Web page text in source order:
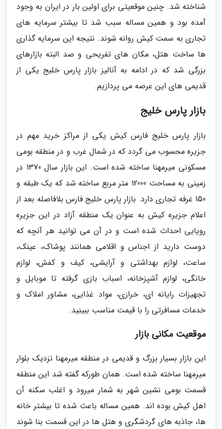
شناخته شد. چنین موقعیتی برای اولین بار در ایران به وجود
آمده بود و همین مساله سبب شد تا بیشتر سرمایه های
تجاری به سمت کیش روانه شوند. نتیجه این سرمایه گذاری
ها ساخت هتل، مکان های تفریحی و صد البته بازارهای
بزرگی شد که در ادامه به آنالیز بازار پارس خلیج یکی از
قدیمی های این عرصه می پردازیم.
بازار پارس خلیج
بازار پارس خلیج فارس کیش یکی از مراکز خرید مهم در
جزیره محسوب می گردد که در شمال غرب و در منطقه بومی
مسکونی میرمهنا ساخته شده است. این بازار سال 1370 در
زمینی به مساحت 12000 متر مربع ساخته شد که یک طبقه و
150 غرفه تجاری دارد. بازار پارس خلیج فارس بلافاصله بعد از
اعلام جزیره کیش به عنوان یک منطقه آزاد در این جزیره
رویایی احداث شده است و در آن می توانید هر آنچه که
دوست دارید از اجناس و اقلامی همانند پوشاک، عینک،
ساعت، لوازم بهداشتی و آرایشی، کیف و کفش، لوازم
خانگی، لوازم آشپزخانه، اسباب بازی گرفته تا موبایل و
تجهیزات رایانه ای، خرازی، مواد غذایی، مشاور املاک و
خدمات مسافرتی را با قیمت مناسب ببینید.
موقعیت مکانی بازار
این بازار بسیار بزرگ و قدیمی در منطقه میرمهنا نزدیک بلوار
میرمهنا ساخته شده است. همان طورکه گفته شد این منطقه
قسمت بومی نشین شهر به شمار میرود و اغلب سکنه آن
اهل کیش بوده اند. همین مساله باعث شده تا بیشتر خانه
ها، جاذبه های گردشگری و هتل ها در این قسمت بنا شوند